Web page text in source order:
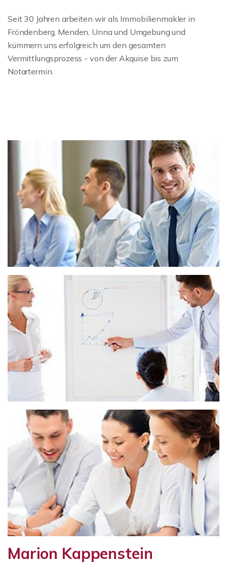
Seit 30 Jahren arbeiten wir als Immobilienmakler in
Fröndenberg, Menden, Unna und Umgebung und
kümmern uns erfolgreich um den gesamten
Vermittlungsprozess - von der Akquise bis zum
Notartermin.
Marion Kappenstein